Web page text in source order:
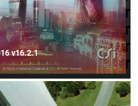
v16.2.1